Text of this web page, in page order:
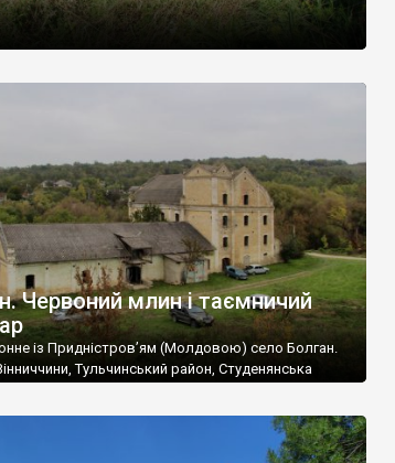
Червоний млин і таємничий
із Придністров’ям (Молдовою) село Болган.
Тульчинський район, Студенянська
цвинтар із кам’яними хрестами. Всі епітафії, які
написані кирилицею, церковнослов’янською